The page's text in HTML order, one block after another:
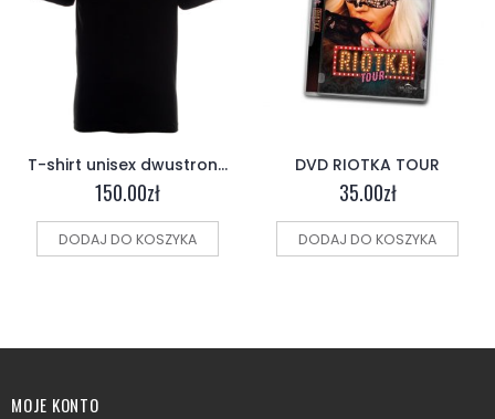
T-shirt unisex dwustronna “podium”
150.00zł
DODAJ DO KOSZYKA
DVD RIOTKA TOUR
35.00zł
DODAJ DO KOSZYKA
MOJE KONTO